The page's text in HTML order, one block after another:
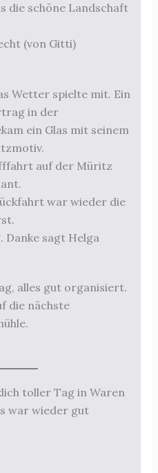
die schöne Landschaft
(von Gitti)
Wetter spielte mit. Ein
in der
ein Glas mit seinem
auf der Müritz
war wieder die
Danke sagt Helga
alles gut organisiert.
die nächste
toller Tag in Waren
war wieder gut